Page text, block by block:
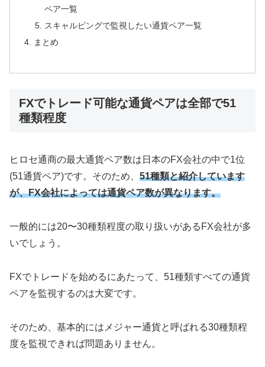
ペア一覧
スキャルピングで監視したい通貨ペア一覧
まとめ
FXでトレード可能な通貨ペアは全部で51
種類程度
ヒロセ通商の最大通貨ペア数は日本のFX会社の中で1位
(51通貨ペア)です。そのため、 51種類と紹介しています
が、FX会社によっては通貨ペア数が異なります。
一般的には20〜30種類程度の取り扱いがあるFX会社が多
いでしょう。
FXでトレードを始めるにあたって、51種類すべての通貨
ペアを監視するのは大変です。
そのため、基本的にはメジャー通貨と呼ばれる30種類程
度を監視できれば問題ありません。